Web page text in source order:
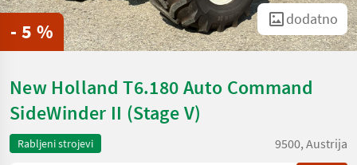
- 5 %
dodatno
New Holland T6.180 Auto Command
SideWinder II (Stage V)
Rabljeni strojevi 9500, Austrija